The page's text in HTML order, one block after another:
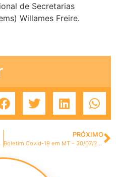
de Secretarias
Willames Freire.
dos testes
PRÓXIMO
Boletim Covid-19 em MT – 30/07/2020